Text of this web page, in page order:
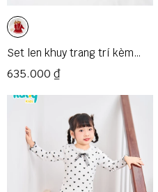
Set len khuy trang trí kèm
khăn
635.000 ₫